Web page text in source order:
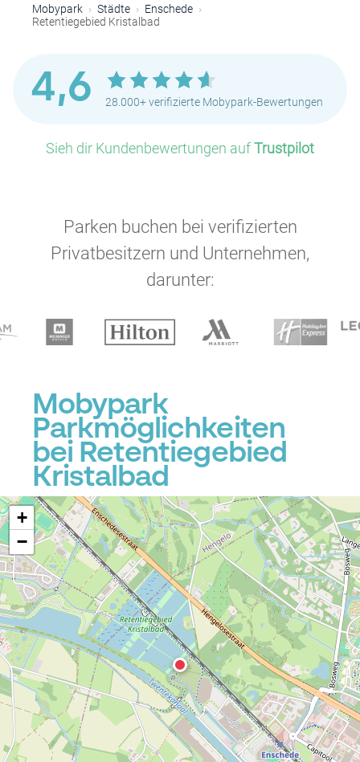
Mobypark Städte
Enschede
Retentiegebied Kristalbad
4,6 28.000+ verifizierte Mobypark-Bewertungen
Sieh dir Kundenbewertungen aufTrustpilot
Parken buchen bei verifizierten
Privatbesitzern und Unternehmen,
darunter:
Mobypark
Parkmöglichkeiten
bei Retentiegebied
Kristalbad
+
−